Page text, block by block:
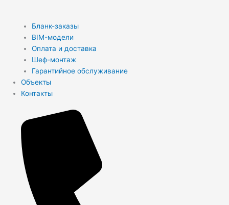
Бланк-заказы
BIM-модели
Оплата и доставка
Шеф-монтаж
Гарантийное обслуживание
Объекты
Контакты